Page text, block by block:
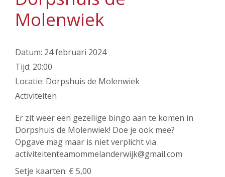
Molenwiek
Datum: 24 februari 2024
Tijd: 20:00
Locatie: Dorpshuis de Molenwiek
Activiteiten
Er zit weer een gezellige bingo aan te komen in
Dorpshuis de Molenwiek! Doe je ook mee?
Opgave mag maar is niet verplicht via
activiteitenteamommelanderwijk@gmail.com
Setje kaarten: € 5,00